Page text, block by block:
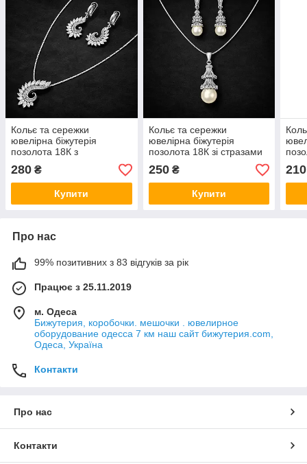
Кольє та сережки
ювелірна біжутерія
позолота 18К з
кришталевим камінням
сережки гвоздики 4 см
довжина кольє 50 см
280 ₴
Купити
Кольє та сережки
ювелірна біжутерія
позолота 18К зі стразами
та перлами сережки
гвоздики 6 см довжина
кольє 50 см
250₴
Купити
та
210
Про нас
99% позитивних з 83 відгуків за рік
Працює з 25.11.2019
м. Одеса
Бижутерия, коробочки. мешочки . ювелирное
оборудование одесса 7 км наш сайт бижутерия.com,
Одеса, Україна
Контакти
Про нас
Контакти